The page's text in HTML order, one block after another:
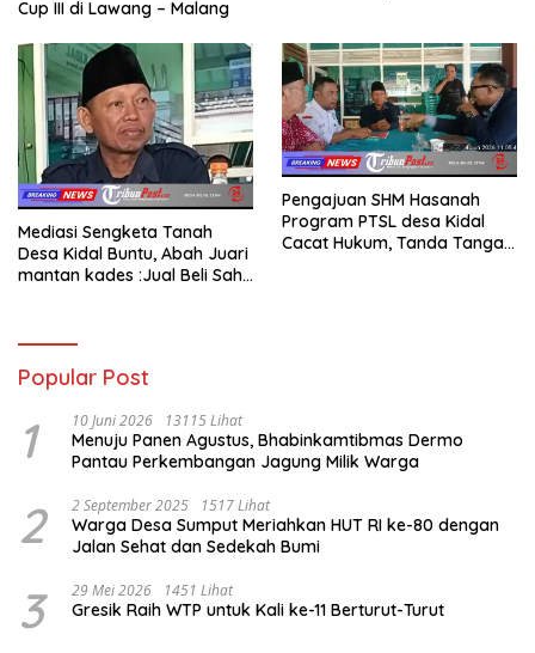
Cup III di Lawang – Malang
Mediasi Sengketa Tanah
Desa Kidal Buntu, Abah Juari
mantan kades :Jual Beli Sah,
Membatalkan Hak Warga.
Pengajuan SHM Hasanah
Program PTSL desa Kidal
Cacat Hukum, Tanda Tangan
Popular Post
1 10 Juni 2026 13115 Lihat
Menuju Panen Agustus, Bhabinkamtibmas Dermo
Pantau Perkembangan Jagung Milik Warga
2 2 September 2025 1517 Lihat
Warga Desa Sumput Meriahkan HUT RI ke-80 dengan
Jalan Sehat dan Sedekah Bumi ‎
3 29 Mei 2026 1451 Lihat
Gresik Raih WTP untuk Kali ke-11 Berturut-Turut